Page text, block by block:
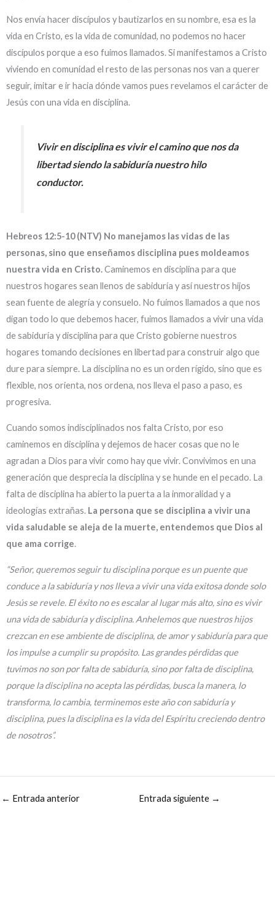
Nos envía hacer discípulos y bautizarlos en su nombre, esa es la
vida en Cristo, es la vida de comunidad, no podemos no hacer
discípulos porque a eso fuimos llamados. Si manifestamos a Cristo
viviendo en comunidad el resto de las personas nos van a querer
seguir, imitar e ir hacia dónde vamos pues revelamos el carácter de
Jesús con una vida en disciplina.
Vivir en disciplina es vivir el camino que nos da
libertad siendo la sabiduría nuestro hilo
conductor.
Hebreos 12:5-10 (NTV) No manejamos las vidas de las
personas, sino que enseñamos disciplina pues moldeamos
nuestra vida en Cristo.Caminemos en disciplina para que
nuestros hogares sean llenos de sabiduría y así nuestros hijos
sean fuente de alegría y consuelo. No fuimos llamados a que nos
digan todo lo que debemos hacer, fuimos llamados a vivir una vida
de sabiduría y disciplina para que Cristo gobierne nuestros
hogares tomando decisiones en libertad para construir algo que
dure para siempre. La disciplina no es un orden rígido, sino que es
flexible, nos orienta, nos ordena, nos lleva el paso a paso, es
progresiva.
Cuando somos indisciplinados nos falta Cristo, por eso
caminemos en disciplina y dejemos de hacer cosas que no le
agradan a Dios para vivir como hay que vivir. Convivimos en una
generación que desprecia la disciplina y se hunde en el pecado. La
falta de disciplina ha abierto la puerta a la inmoralidad y a
ideologías extrañas. La persona que se disciplina a vivir una
vida saludable se aleja de la muerte, entendemos que Dios al
que ama corrige.
“Señor, queremos seguir tu disciplina porque es un puente que
conduce a la sabiduría y nos lleva a vivir una vida exitosa donde solo
Jesús se revele. El éxito no es escalar al lugar más alto, sino es vivir
una vida de sabiduría y disciplina. Anhelemos que nuestros hijos
crezcan en ese ambiente de disciplina, de amor y sabiduría para que
los impulse a cumplir su propósito. Las grandes pérdidas que
tuvimos no son por falta de sabiduría, sino por falta de disciplina,
porque la disciplina no acepta las pérdidas, busca la manera, lo
transforma, lo cambia, terminemos este año con sabiduría y
disciplina, pues la disciplina es la vida del Espíritu creciendo dentro
de nosotros”.
← Entrada anterior Entrada siguiente →